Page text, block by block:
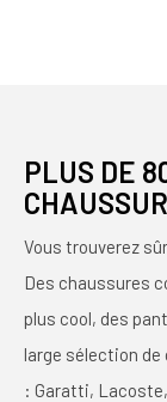
PLUS DE
Vous trouverez
Des chaussures
plus cool, des
large sélection
: Garatti,